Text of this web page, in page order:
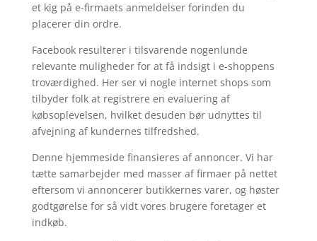
et kig på e-firmaets anmeldelser forinden du
placerer din ordre.
Facebook resulterer i tilsvarende nogenlunde
relevante muligheder for at få indsigt i e-shoppens
troværdighed. Her ser vi nogle internet shops som
tilbyder folk at registrere en evaluering af
købsoplevelsen, hvilket desuden bør udnyttes til
afvejning af kundernes tilfredshed.
Denne hjemmeside finansieres af annoncer. Vi har
tætte samarbejder med masser af firmaer på nettet
eftersom vi annoncerer butikkernes varer, og høster
godtgørelse for så vidt vores brugere foretager et
indkøb.